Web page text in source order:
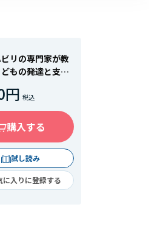
リの専門家が教
もの発達と支援
携
円
購入する
試し読み
に入りに登録する